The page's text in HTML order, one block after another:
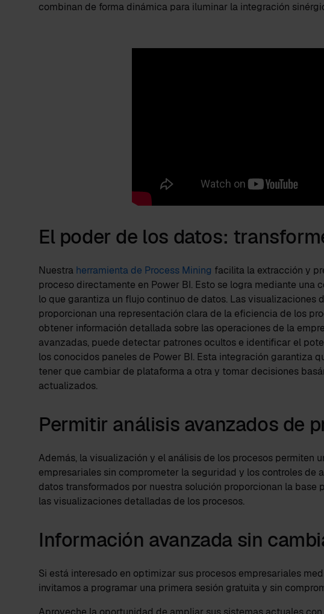
combinan de forma dinámica para iluminar la integración
El poder de los datos:
Nuestra herramienta de Process Mining facilita la extracción y
proceso directamente en Power BI. Esto se logra mediante una
lo que garantiza un flujo continuo de datos. Las visualizaciones
proporcionan una representación clara de la eficiencia de los
obtener información detallada sobre las operaciones de la
avanzadas, puede detectar patrones ocultos e identificar el
los conocidos paneles de Power BI. Esta integración garantiza
tener que cambiar de plataforma a otra y tomar decisiones
actualizados.
Permitir análisis avanzados de
Además, la visualización y el análisis de los procesos permiten
empresariales sin comprometer la seguridad y los controles de
datos transformados por nuestra solución proporcionan la base
las visualizaciones detalladas de los procesos.
Información avanzada sin
Si está interesado en optimizar sus procesos empresariales
invitamos a programar una primera sesión gratuita y sin